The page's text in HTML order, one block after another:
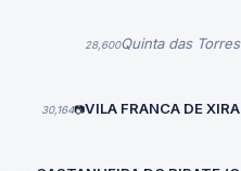
28,600Quinta das Torres
30,164📷VILA FRANCA DE XIRA